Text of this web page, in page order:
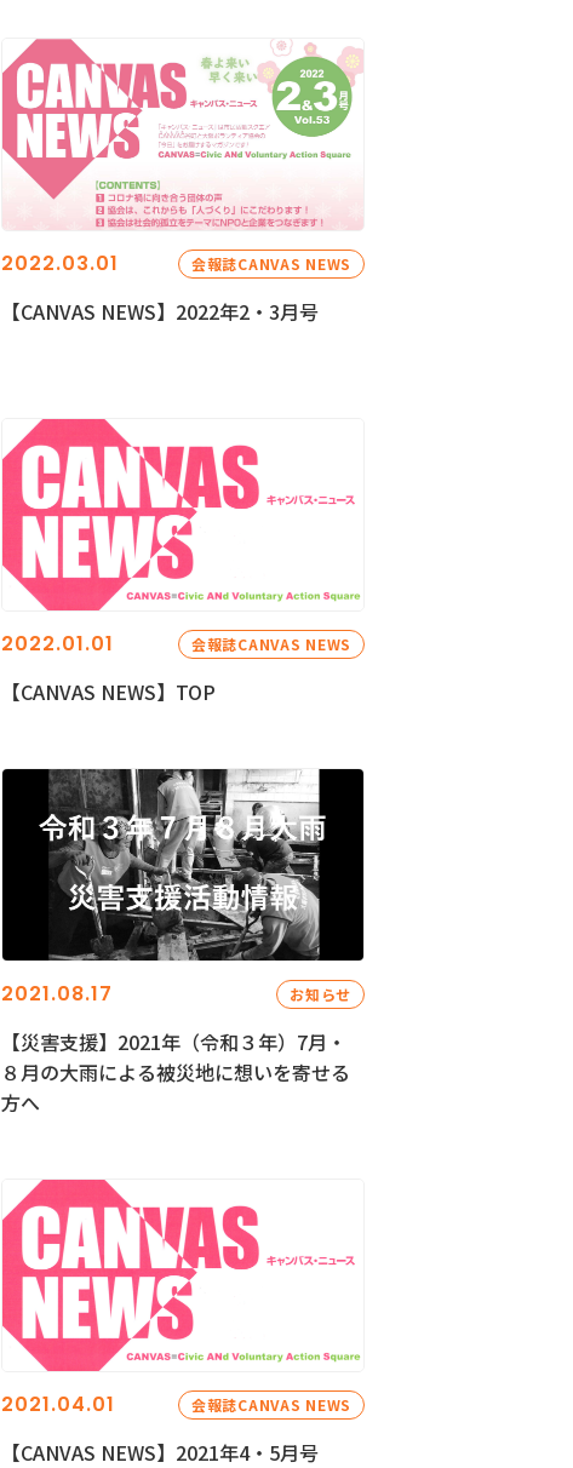
2022.03.01 会報誌CANVAS NEWS
【CANVAS NEWS】2022年2・3月号
2022.01.01 会報誌CANVAS NEWS
【CANVAS NEWS】TOP
2021.08.17 お知らせ
【災害支援】2021年（令和３年）7月・
８月の大雨による被災地に想いを寄せる
方へ
2021.04.01 会報誌CANVAS NEWS
【CANVAS NEWS】2021年4・5月号